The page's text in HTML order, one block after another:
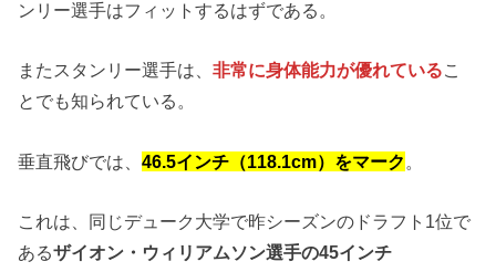
ンリー選手はフィットするはずである。
またスタンリー選手は、非常に身体能力が優れているこ
とでも知られている。
垂直飛びでは、46.5インチ（118.1cm）をマーク 。
これは、同じデューク大学で昨シーズンのドラフト1位で
あるザイオン・ウィリアムソン選手の45インチ